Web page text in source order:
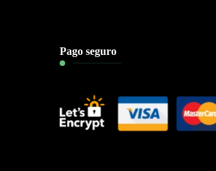
Pago seguro